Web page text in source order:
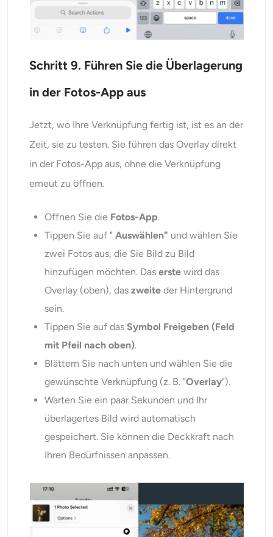
Schritt 9. Führen Sie die Überlagerung
in der Fotos-App aus
Jetzt, wo Ihre Verknüpfung fertig ist, ist es an der
Zeit, sie zu testen. Sie führen das Overlay direkt
in der Fotos-App aus, ohne die Verknüpfung
erneut zu öffnen.
Öffnen Sie die Fotos-App.
Tippen Sie auf "Auswählen" und wählen Sie
zwei Fotos aus, die Sie Bild zu Bild
hinzufügen möchten. Daserste wird das
Overlay (oben), daszweite der Hintergrund
sein.
Tippen Sie auf das Symbol Freigeben (Feld
mit Pfeil nach oben).
Blättern Sie nach unten und wählen Sie die
gewünschte Verknüpfung (z. B. "Overlay").
Warten Sie ein paar Sekunden und Ihr
überlagertes Bild wird automatisch
gespeichert. Sie können die Deckkraft nach
Ihren Bedürfnissen anpassen.